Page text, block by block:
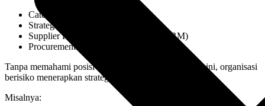
Category Management
Strategic Sourcing
Supplier Relationship Management (SRM)
Procurement Transformation
Tanpa memahami posisi suatu kategori dalam matriks ini, organisasi
berisiko menerapkan strategi yang tidak sesuai.
Misalnya: